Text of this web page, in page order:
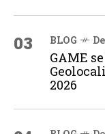
03 BLOG
GAME
2026